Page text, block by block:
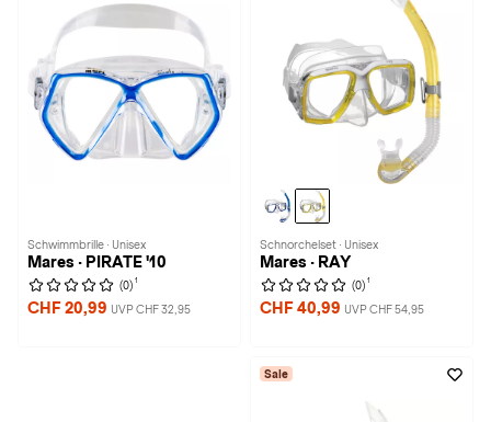
Schwimmbrille · Unisex
Mares · PIRATE '10
(0) 1
CHF 20,99 UVP CHF 32,95
Schnorchelset · Unisex
Mares · RAY
(0) 1
CHF 40,99 UVP CHF 54,95
Sale